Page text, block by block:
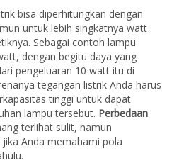
bisa diperhitungkan dengan
untuk lebih singkatnya watt
Sebagai contoh lampu
dengan begitu daya yang
pengeluaran 10 watt itu di
tegangan listrik Anda harus
tinggi untuk dapat
lampu tersebut. Perbedaan
terlihat sulit, namun
Anda memahami pola